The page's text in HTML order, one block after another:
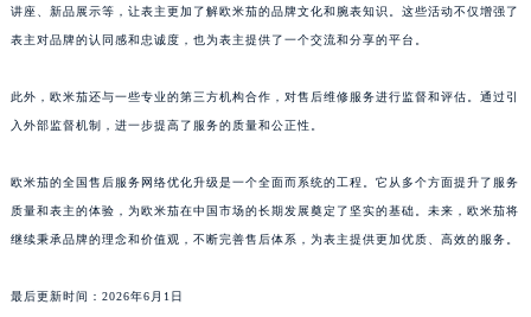
讲座、新品展示等，让表主更加了解欧米茄的品牌文化和腕表知识。这些活动不仅增强了
表主对品牌的认同感和忠诚度，也为表主提供了一个交流和分享的平台。
此外，欧米茄还与一些专业的第三方机构合作，对售后维修服务进行监督和评估。通过引
入外部监督机制，进一步提高了服务的质量和公正性。
欧米茄的全国售后服务网络优化升级是一个全面而系统的工程。它从多个方面提升了服务
质量和表主的体验，为欧米茄在中国市场的长期发展奠定了坚实的基础。未来，欧米茄将
继续秉承品牌的理念和价值观，不断完善售后体系，为表主提供更加优质、高效的服务。
最后更新时间：2026年6月1日